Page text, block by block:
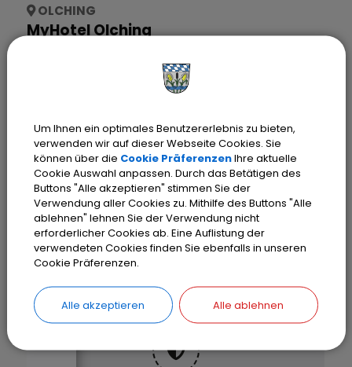
OLCHING
MyHotel Olching
08142/427990
OLCHING
Sonderparkplatz für Wohnmobile
Um Ihnen ein optimales Benutzererlebnis zu bieten,
verwenden wir auf dieser Webseite Cookies. Sie
können über die Cookie PräferenzenIhre aktuelle
Cookie Auswahl anpassen. Durch das Betätigen des
Buttons "Alle akzeptieren" stimmen Sie der
Verwendung aller Cookies zu. Mithilfe des Buttons "Alle
ablehnen" lehnen Sie der Verwendung nicht
erforderlicher Cookies ab. Eine Auflistung der
verwendeten Cookies finden Sie ebenfalls in unseren
Cookie Präferenzen.
Alle akzeptieren Alle ablehnen